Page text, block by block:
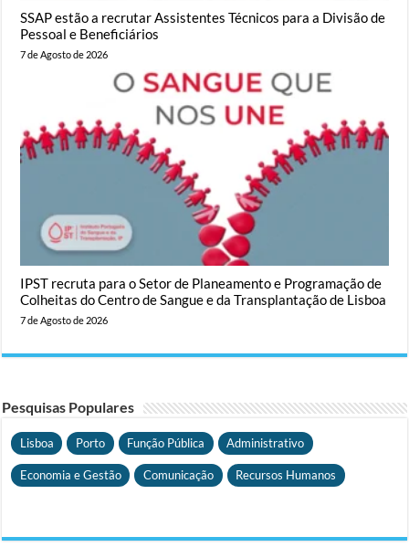
SSAP estão a recrutar Assistentes Técnicos para a Divisão de
Pessoal e Beneficiários
7 de Agosto de 2026
IPST recruta para o Setor de Planeamento e Programação de
Colheitas do Centro de Sangue e da Transplantação de Lisboa
7 de Agosto de 2026
Pesquisas Populares
Lisboa Porto Função Pública Administrativo
Economia e Gestão Comunicação Recursos Humanos